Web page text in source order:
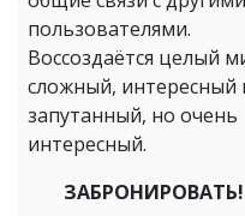
пользователями.
Воссоздаётся целый
сложный, интересный
запутанный, но очень
интересный.
ЗАБРОНИРОВАТЬ!